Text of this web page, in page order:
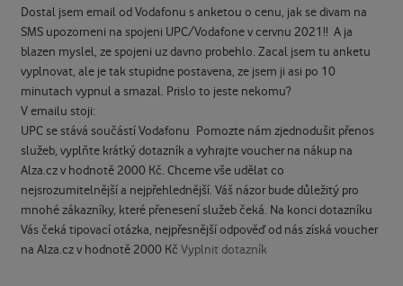
Dostal jsem email od Vodafonu s anketou o cenu, jak se divam na
SMS upozorneni na spojeni UPC/Vodafone v cervnu 2021!! A ja
blazen myslel, ze spojeni uz davno probehlo. Zacal jsem tu anketu
vyplnovat, ale je tak stupidne postavena, ze jsem ji asi po 10
minutach vypnul a smazal. Prislo to jeste nekomu?
V emailu stoji:
UPC se stává součástí Vodafonu Pomozte nám zjednodušit přenos
služeb, vyplňte krátký dotazník a vyhrajte voucher na nákup na
Alza.cz v hodnotě 2000 Kč. Chceme vše udělat co
nejsrozumitelnější a nejpřehlednější. Váš názor bude důležitý pro
mnohé zákazníky, které přenesení služeb čeká. Na konci dotazníku
Vás čeká tipovací otázka, nejpřesnější odpověď od nás získá voucher
na Alza.cz v hodnotě 2000 Kč Vyplnit dotazník